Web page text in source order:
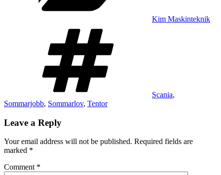
Kim Maskinteknik
Scania,
Sommarjobb, Sommarlov, Tentor
Leave a Reply
Your email address will not be published. Required fields are
marked *
Comment *